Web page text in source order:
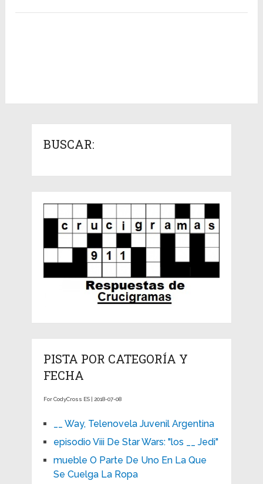
BUSCAR:
PISTA POR CATEGORÍA Y
FECHA
For CodyCross ES | 2018-07-08
__ Way, Telenovela Juvenil Argentina
episodio Viii De Star Wars: "los __ Jedi"
mueble O Parte De Uno En La Que
Se Cuelga La Ropa